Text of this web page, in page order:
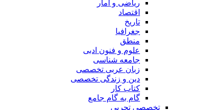
ریاضی و آمار
اقتصاد
تاریخ
جغرافیا
منطق
علوم و فنون ادبی
جامعه شناسی
زبان عربی تخصصی
دین و زندگی تخصصی
کتاب کار
گام به گام جامع
تخصصی تجربی